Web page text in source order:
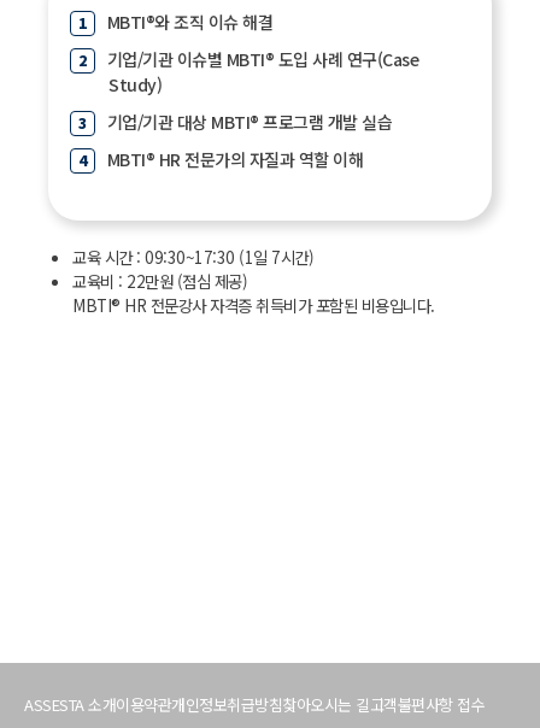
MBTI®와 조직 이슈 해결
기업/기관 이슈별 MBTI® 도입 사례 연구(Case
Study)
기업/기관 대상 MBTI® 프로그램 개발 실습
MBTI® HR 전문가의 자질과 역할 이해
교육 시간 : 09:30~17:30 (1일 7시간)
교육비 : 22만원 (점심 제공)
MBTI® HR 전문강사 자격증 취득비가 포함된 비용입니다.
서
ASSESTA 소개이용약관개인정보취급방침찾아오시는 길고객불편사항 접수